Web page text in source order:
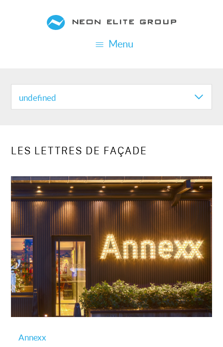
Menu
REALISATION
CATEGORIES
undefined
LES LETTRES DE FAÇADE
Annexx